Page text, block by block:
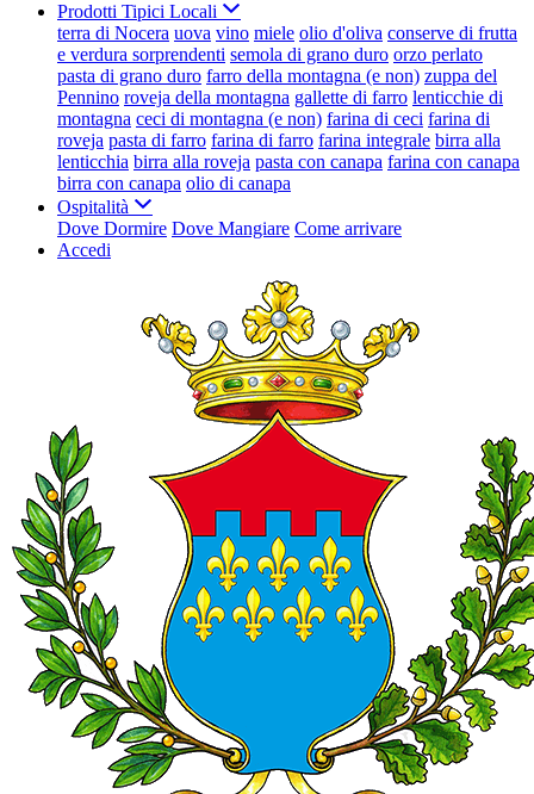
Prodotti Tipici Locali
terra di Nocera uova vino miele olio d'oliva conserve di frutta
e verdura sorprendenti semola di grano duro orzo perlato
pasta di grano duro farro della montagna (e non) zuppa del
Pennino roveja della montagna gallette di farro lenticchie di
montagna ceci di montagna (e non) farina di ceci farina di
roveja pasta di farro farina di farro farina integrale birra alla
lenticchia birra alla roveja pasta con canapa farina con canapa
birra con canapa olio di canapa
Ospitalità
Dove Dormire Dove Mangiare Come arrivare
Accedi